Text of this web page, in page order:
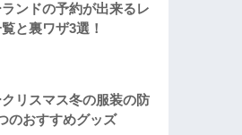
ンドの予約が出来るレ
と裏ワザ3選！
リスマス冬の服装の防
のおすすめグッズ